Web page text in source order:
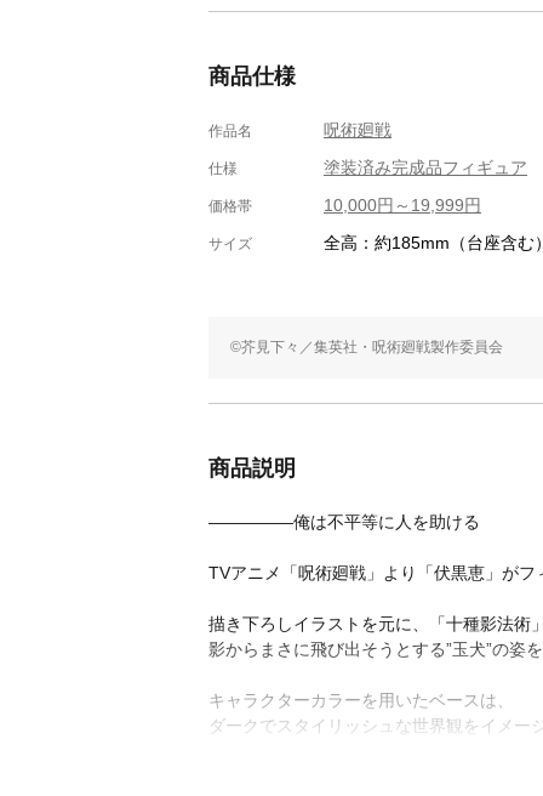
商品仕様
作品名 呪術廻戦
仕様 塗装済み完成品フィギュア
価格帯 10,000円～19,999円
サイズ 全高：約185mm（台座含む
©芥見下々／集英社・呪術廻戦製作委員会
商品説明
―――――俺は不平等に人を助ける
TVアニメ「呪術廻戦」より「伏黒恵」がフ
描き下ろしイラストを元に、「十種影法術
影からまさに飛び出そうとする”玉犬”の姿
キャラクターカラーを用いたベースは、
ダークでスタイリッシュな世界観をイメー